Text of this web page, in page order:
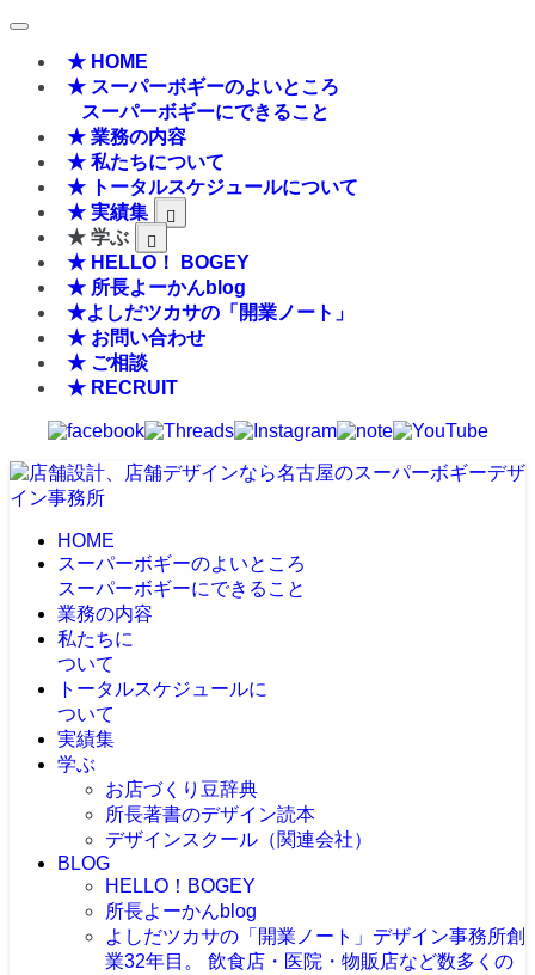
★ HOME
★ スーパーボギーのよいところ
スーパーボギーにできること
★ 業務の内容
★ 私たちについて
★ トータルスケジュールについて
★ 実績集
★ 学ぶ
★ HELLO！ BOGEY
★ 所長よーかんblog
★よしだツカサの「開業ノート」
★ お問い合わせ
★ ご相談
★ RECRUIT
HOME
スーパーボギーのよいところ
スーパーボギーにできること
業務の内容
私たちに
ついて
トータルスケジュールに
ついて
実績集
学ぶ
お店づくり豆辞典
所長著書のデザイン読本
デザインスクール（関連会社）
BLOG
HELLO！BOGEY
所長よーかんblog
よしだツカサの「開業ノート」 デザイン事務所創
業32年目。 飲食店・医院・物販店など数多くの